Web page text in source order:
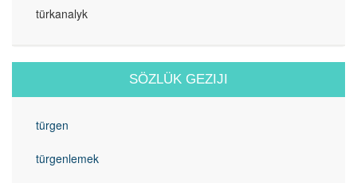
türkanalyk
SÖZLÜK GEZIJI
türgen
türgenlemek